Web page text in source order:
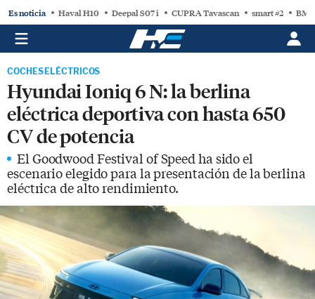
Es noticia Haval H10 Deepal S07 i CUPRA Tavascan smart #2
COCHES ELÉCTRICOS
Hyundai Ioniq 6 N: la berlina
eléctrica deportiva con hasta 650
CV de potencia
El Goodwood Festival of Speed ha sido el
escenario elegido para la presentación de la berlina
eléctrica de alto rendimiento.